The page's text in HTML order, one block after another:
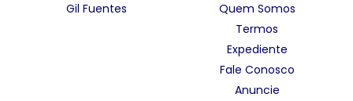
Gil Fuentes
Quem Somos
Termos
Expediente
Fale Conosco
Anuncie